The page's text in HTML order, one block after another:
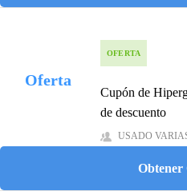
Oferta
OFERTA
Cupón de
de descuento
USADO
Obtener